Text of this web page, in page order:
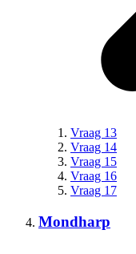
Vraag 13
Vraag 14
Vraag 15
Vraag 16
Vraag 17
Mondharp